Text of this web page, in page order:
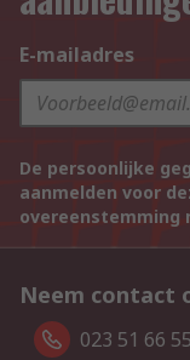
E-mailadres
De persoonlijke
aanmelden voor
overeenstemming
Neem contact
023 51 66